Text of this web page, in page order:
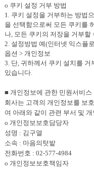
o 쿠키 설정 거부 방법
1. 쿠키 설정을 거부하는 방법
을 선택함으로써 모든 쿠키를
나, 모든 쿠키의 저장을 거부할
2. 설정방법 예(인터넷 익스플
옵션 > 개인정보
3. 단, 귀하께서 쿠키 설치를
있습니다.
■ 개인정보에 관한 민원서비스
회사는 고객의 개인정보를 보
여 아래와 같이 관련 부서 및
o 개인정보보호담당자
성명 : 김구열
소속 : 마음의텃밭
전화번호 : 02-577-4984
o 개인정보보호책임자